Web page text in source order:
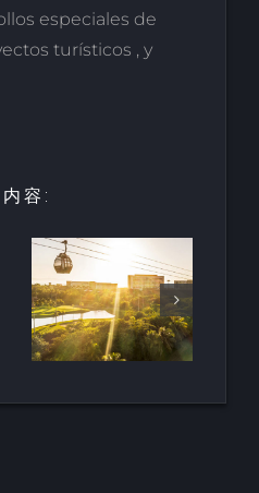
especiales de
turísticos , y
容:
HALO垂直
移动项目荣
获LOOP设
计奖